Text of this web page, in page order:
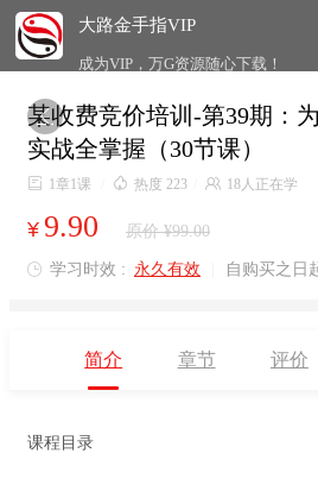
大路金手指VIP
成为VIP，万G资源随心下载！

某收费竞价培训-第39期：
实战全掌握（30节课）
 1章1课  热度 223  18人正在学
¥ 9.90 原价 ¥99.00
 学习时效 : 永久有效 自购买之日
简介 章节 评价
课程目录